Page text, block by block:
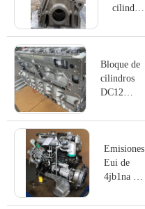
cilindros
para
Bloque de
cilindros
DC12
Scania
Emisiones
Eui de
4jb1na del
aspiración